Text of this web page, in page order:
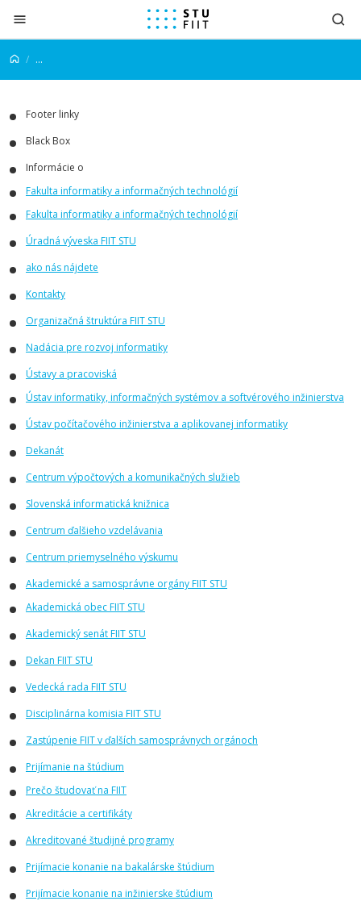
Prejsť na obsah
...
Footer linky
Black Box
Informácie o
Fakulta informatiky a informačných technológií
Fakulta informatiky a informačných technológií
Úradná výveska FIIT STU
ako nás nájdete
Kontakty
Organizačná štruktúra FIIT STU
Nadácia pre rozvoj informatiky
Ústavy a pracoviská
Ústav informatiky, informačných systémov a softvérového inžinierstva
Ústav počítačového inžinierstva a aplikovanej informatiky
Dekanát
Centrum výpočtových a komunikačných služieb
Slovenská informatická knižnica
Centrum ďalšieho vzdelávania
Centrum priemyselného výskumu
Akademické a samosprávne orgány FIIT STU
Akademická obec FIIT STU
Akademický senát FIIT STU
Dekan FIIT STU
Vedecká rada FIIT STU
Disciplinárna komisia FIIT STU
Zastúpenie FIIT v ďalších samosprávnych orgánoch
Prijímanie na štúdium
Prečo študovať na FIIT
Akreditácie a certifikáty
Akreditované študijné programy
Prijímacie konanie na bakalárske štúdium
Prijímacie konanie na inžinierske štúdium